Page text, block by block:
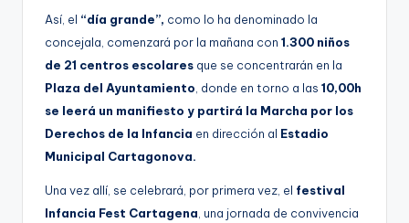
Así, el “día grande”, como lo ha denominado la
concejala, comenzará por la mañana con 1.300 niños
de 21 centros escolares que se concentrarán en la
Plaza del Ayuntamiento, donde en torno a las 10,00h
se leerá un manifiesto y partirá la Marcha por los
Derechos de la Infancia en dirección al Estadio
Municipal Cartagonova.
Una vez allí, se celebrará, por primera vez, el festival
Infancia Fest Cartagena, una jornada de convivencia